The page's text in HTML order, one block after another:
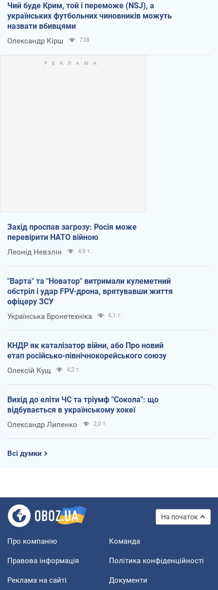
Чий буде Крим, той і переможе (NSJ), а
українських футбольних чиновників можуть
назвати вбивцями
Олександр Кірш 738
Захід проспав загрозу: Росія може
перевірити НАТО війною
Леонід Невзлін 4,9 т.
"Варта" та "Новатор" витримали кулеметний
обстріл і удар FPV-дрона, врятувавши життя
офіцеру ЗСУ
Українська Бронетехніка 4,1 т.
КНДР як каталізатор війни, або Про новий
етап російсько-північнокорейського союзу
Олексій Кущ 4,2 т.
Вихід до еліти ЧС та тріумф "Сокола": що
відбувається в українському хокеї
Олександр Липенко 2,0 т.
Всі думки
На початок
Про компанію Команда
Правова інформація Політика конфіденційності
Реклама на сайті Документи